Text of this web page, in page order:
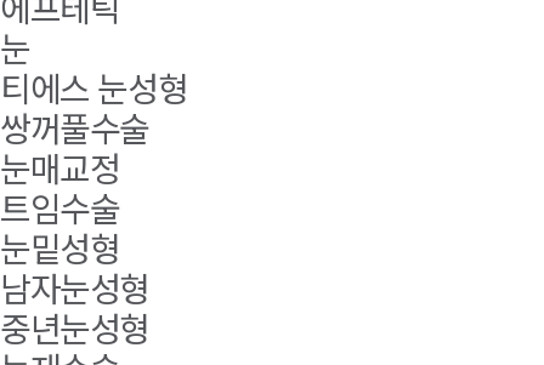
눈
티에스 눈성형
쌍꺼풀수술
눈매교정
트임수술
눈밑성형
남자눈성형
중년눈성형